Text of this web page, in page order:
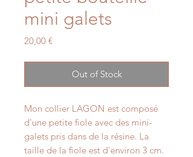
mini galets
20,00 €Price
Out of Stock
Mon collier LAGON est composé
d'une petite fiole avec des mini-
galets pris dans de la résine. La
taille de la fiole est d'environ 3 cm.